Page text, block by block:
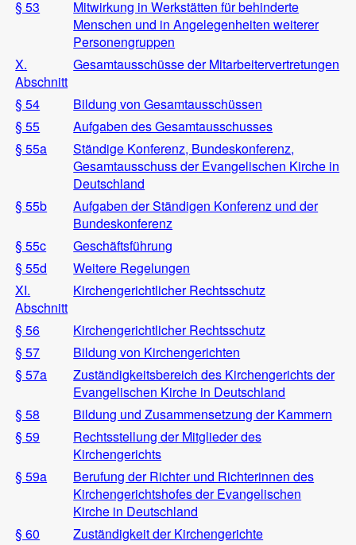
§ 53
Mitwirkung in Werkstätten für behinderte
Menschen und in Angelegenheiten weiterer
Personengruppen
X.
Abschnitt
Gesamtausschüsse der Mitarbeitervertretungen
§ 54
Bildung von Gesamtausschüssen
§ 55
Aufgaben des Gesamtausschusses
§ 55a
Ständige Konferenz, Bundeskonferenz,
Gesamtausschuss der Evangelischen Kirche in
Deutschland
§ 55b
Aufgaben der Ständigen Konferenz und der
Bundeskonferenz
§ 55c
Geschäftsführung
§ 55d
Weitere Regelungen
XI.
Abschnitt
Kirchengerichtlicher Rechtsschutz
§ 56
Kirchengerichtlicher Rechtsschutz
§ 57
Bildung von Kirchengerichten
§ 57a
Zuständigkeitsbereich des Kirchengerichts der
Evangelischen Kirche in Deutschland
§ 58
Bildung und Zusammensetzung der Kammern
§ 59
Rechtsstellung der Mitglieder des
Kirchengerichts
§ 59a
Berufung der Richter und Richterinnen des
Kirchengerichtshofes der Evangelischen
Kirche in Deutschland
§ 60
Zuständigkeit der Kirchengerichte